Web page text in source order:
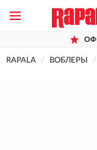
RAPALA ВОБЛЕРЫ